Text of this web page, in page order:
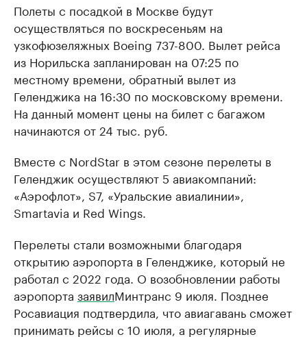
Полеты с посадкой в Москве будут
осуществляться по воскресеньям на
узкофюзеляжных Boeing 737-800. Вылет рейса
из Норильска запланирован на 07:25 по
местному времени, обратный вылет из
Геленджика на 16:30 по московскому времени.
На данный момент цены на билет с багажом
начинаются от 24 тыс. руб.
Вместе с NordStar в этом сезоне перелеты в
Геленджик осуществляют 5 авиакомпаний:
«Аэрофлот», S7, «Уральские авиалинии»,
Smartavia и Red Wings.
Перелеты стали возможными благодаря
открытию аэропорта в Геленджике, который не
работал с 2022 года. О возобновлении работы
аэропорта заявилМинтранс 9 июля. Позднее
Росавиация подтвердила, что авиагавань сможет
принимать рейсы с 10 июля, а регулярные